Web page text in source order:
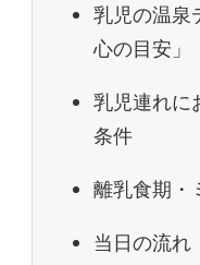
乳児の温泉
心の目安」
乳児連れに
条件
離乳食期・
当日の流れ